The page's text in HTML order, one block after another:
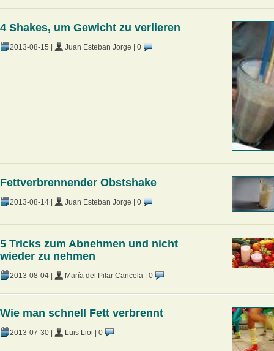
4 Shakes, um Gewicht zu verlieren
2013-08-15 Juan Esteban Jorge 0
Fettverbrennender Obstshake
2013-08-14 Juan Esteban Jorge 0
5 Tricks zum Abnehmen und nicht
wieder zu nehmen
2013-08-04 María del Pilar Cancela 0
Wie man schnell Fett verbrennt
2013-07-30 Luis Lioi 0